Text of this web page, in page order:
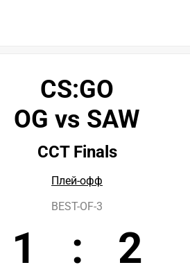
CS:GO
OG vs SAW
CCT Finals
Плей-офф
BEST-OF-3
1 : 2